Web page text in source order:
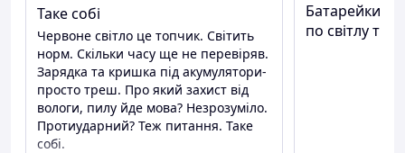
Таке собі
Червоне світло це топчик. Світить
норм. Скільки часу ще не перевіряв.
Зарядка та кришка під акумулятори-
просто треш. Про який захист від
вологи, пилу йде мова? Незрозуміло.
Протиударний? Теж питання. Таке
собі.
Батарейки в
по світлу те